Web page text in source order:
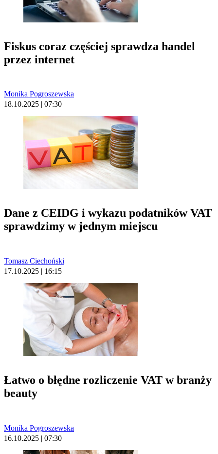
Fiskus coraz częściej sprawdza handel
przez internet
Monika Pogroszewska
18.10.2025 | 07:30
Dane z CEIDG i wykazu podatników VAT
sprawdzimy w jednym miejscu
Tomasz Ciechoński
17.10.2025 | 16:15
Łatwo o błędne rozliczenie VAT w branży
beauty
Monika Pogroszewska
16.10.2025 | 07:30